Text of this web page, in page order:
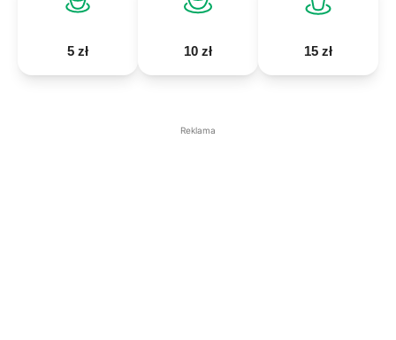
5 zł 10 zł 15 zł
Reklama